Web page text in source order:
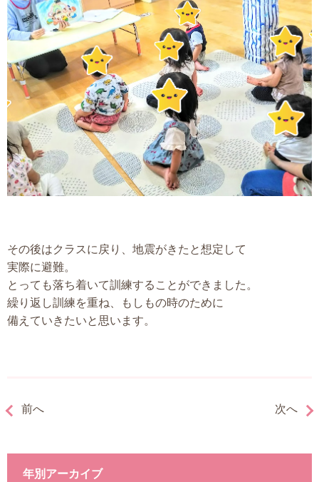
その後はクラスに戻り、地震がきたと想定して
実際に避難。
とっても落ち着いて訓練することができました。
繰り返し訓練を重ね、もしもの時のために
備えていきたいと思います。
前へ 次へ
年別アーカイブ